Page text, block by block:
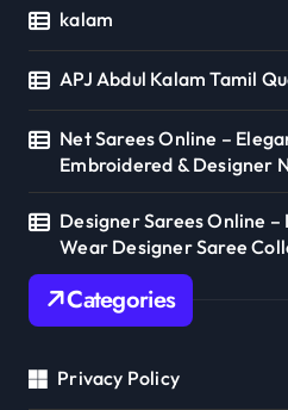
kalam
APJ Abdul Kalam Tamil
Net Sarees Online –
Embroidered & Designer
Designer Sarees Online
Wear Designer Saree
Categories
Privacy Policy